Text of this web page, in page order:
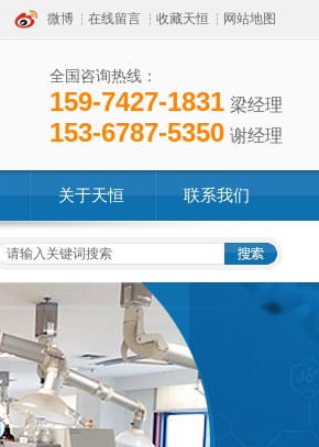
微博 在线留言 收藏天恒 网站地图
全国咨询热线：
159-7427-1831 梁经理
153-6787-5350 谢经理
关于天恒 联系我们